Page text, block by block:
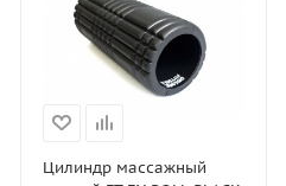
Цилиндр массажный